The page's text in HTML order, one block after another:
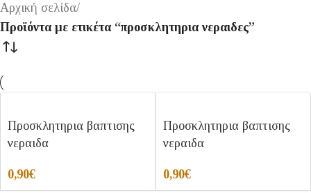
Αρχική σελίδα/
Προϊόντα με ετικέτα “προσκλητηρια νεραιδες”
Προσκλητηρια βαπτισης
νεραιδα
0,90€
Προσκλητηρια βαπτισης
νεραιδα
0,90€